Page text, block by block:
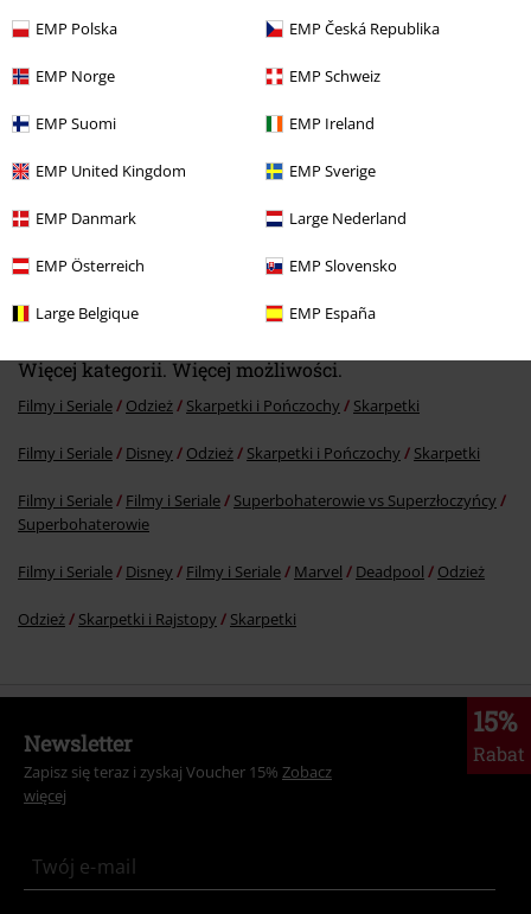
EMP Polska EMP Česká Republika
EMP Norge EMP Schweiz
EMP Suomi EMP Ireland
EMP United Kingdom EMP Sverige
EMP Danmark Large Nederland
EMP Österreich EMP Slovensko
Large Belgique EMP España
99.90 zł
Więcej kategorii. Więcej możliwości.
Filmy i Seriale Odzież Skarpetki i Pończochy Skarpetki
Filmy i Seriale Disney Odzież Skarpetki i Pończochy Skarpetki
Filmy i Seriale Filmy i Seriale
Superbohaterowie vs Superzłoczyńcy
Superbohaterowie
Filmy i Seriale Disney Filmy i Seriale Marvel Deadpool Odzież
Odzież Skarpetki i Rajstopy Skarpetki
15%
Rabat
Newsletter
Zapisz się teraz i zyskaj Voucher 15% Zobacz
więcej